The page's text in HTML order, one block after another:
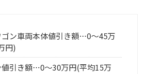
ン車両本体値引き額…0～45万
円)
引き額…0～30万円(平均15万